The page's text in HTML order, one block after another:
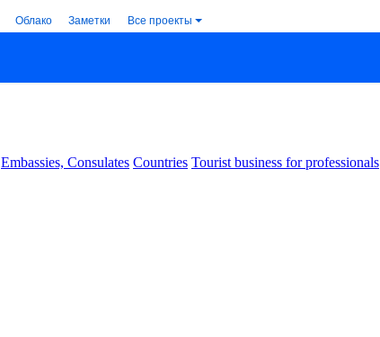
Облако Заметки Все проекты
Embassies, Consulates Countries Tourist business for professionals